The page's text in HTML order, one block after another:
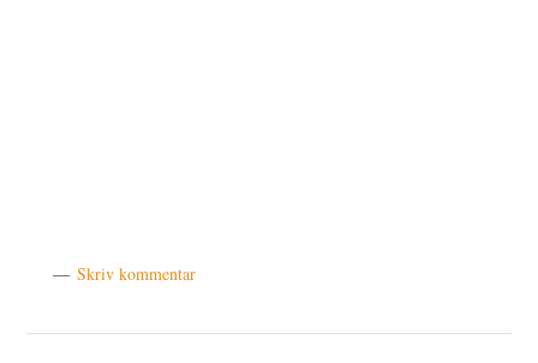
Skriv kommentar